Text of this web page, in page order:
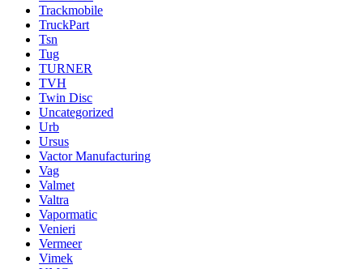
Trackmobile
TruckPart
Tsn
Tug
TURNER
TVH
Twin Disc
Uncategorized
Urb
Ursus
Vactor Manufacturing
Vag
Valmet
Valtra
Vapormatic
Venieri
Vermeer
Vimek